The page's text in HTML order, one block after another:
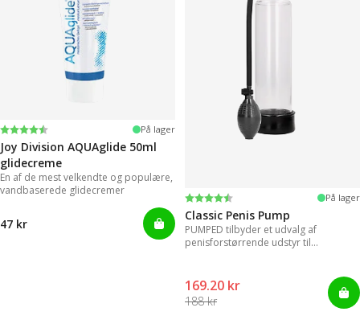
Vurdering:
4.2 ud af 5 stjerner På lager
Joy Division AQUAglide 50ml
glidecreme
En af de mest velkendte og populære,
vandbaserede glidecremer
47 kr
Vurdering:
4.3 ud af 5 stjerner På lager
Classic Penis Pump
PUMPED tilbyder et udvalg af
penisforstørrende udstyr til
169.20 kr
188 kr